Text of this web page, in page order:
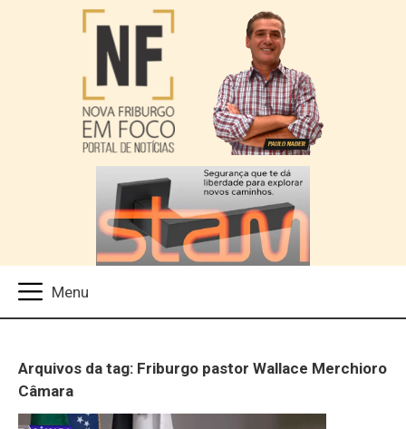
Arquivos da tag: Friburgo pastor Wallace Merchioro
Câmara